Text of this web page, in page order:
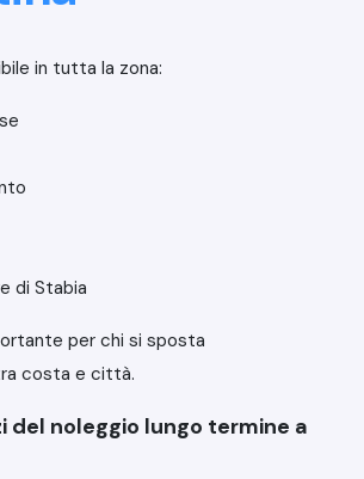
in tutta la zona:
di Stabia
per chi si sposta
costa e città.
del noleggio lungo termine a